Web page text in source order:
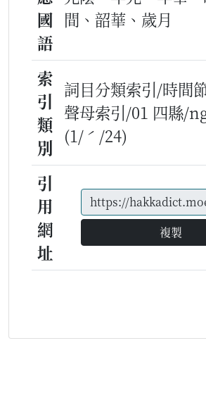
國
語
間、韶華、歲月
索
引
類
別
詞目分類索引/時間
聲母索引/01 四縣/
(1/ˊ/24)
引
用
網
址
複製